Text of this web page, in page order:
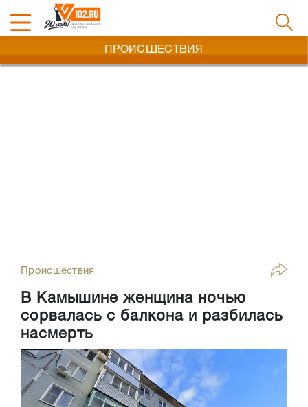
ПРОИСШЕСТВИЯ
Происшествия
В Камышине женщина ночью
сорвалась с балкона и разбилась
насмерть